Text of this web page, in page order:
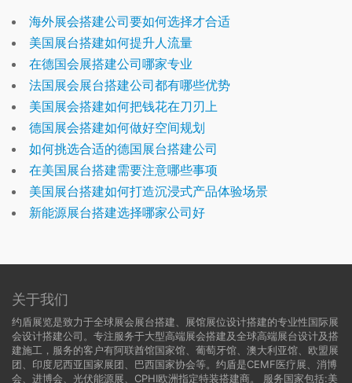
海外展会搭建公司要如何选择才合适
美国展台搭建如何提升人流量
在德国会展搭建公司哪家专业
法国展会展台搭建公司都有哪些优势
美国展会搭建如何把钱花在刀刃上
德国展会搭建如何做好空间规划
如何挑选合适的德国展台搭建公司
在美国展台搭建需要注意哪些事项
美国展台搭建如何打造沉浸式产品体验场景
新能源展台搭建选择哪家公司好
关于我们
约盾展览是致力于全球展会展台搭建、展馆展位设计搭建的专业性国际展
会设计搭建公司。专注服务于大型高端展会搭建及全球高端展台设计及搭
建施工，服务的客户有阿联酋馆国家馆、葡萄牙馆、澳大利亚馆、欧盟展
团、印度尼西亚国家展团、巴西国家协会等。约盾是CEMF医疗展、消博
会、进博会、光伏能源展、CPHI欧洲指定特装搭建商。 服务国家包括:美